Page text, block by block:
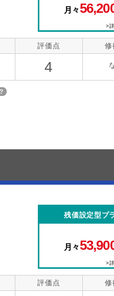
月々
>
評価点
4
修
残価設定型プ
月々
>
評価点 修